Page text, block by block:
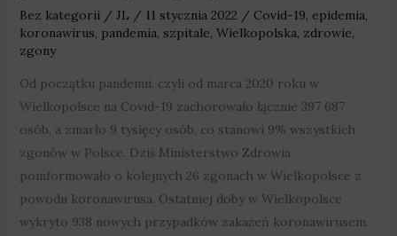
Bez kategorii/ JL / 11 stycznia 2022 / Covid-19, epidemia,
koronawirus, pandemia, szpitale, Wielkopolska, zdrowie,
zgony
Od początku pandemii, czyli od marca 2020 roku w
Wielkopolsce na Covid-19 zachorowało łącznie 397 687
osób, a zmarło 9 tysięcy osób, co stanowi 9% wszystkich
zgonów w Polsce. Dziś Ministerstwo Zdrowia
poinformowało o kolejnych 26 zgonach w Wielkopolsce z
powodu koronawirusa. Ostatniej doby w Wielkopolsce
wykryto 938 nowych przypadków zakażeń koronawirusem.